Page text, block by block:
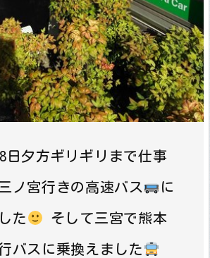
日夕方ギリギリまで仕事
ノ宮行きの高速バス に
た そして三宮で熊本
バスに乗換えました